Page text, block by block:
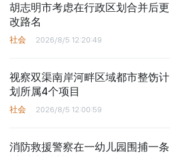
胡志明市考虑在行政区划合并后更
改路名
社会 2026/8/5 12:20:49
视察双渠南岸河畔区域都市整饬计
划所属4个项目
社会 2026/8/5 12:00:59
消防救援警察在一幼儿园围捕一条